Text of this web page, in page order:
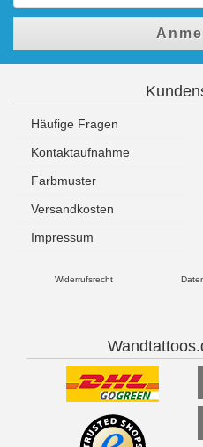
Häufige Fragen
Kontaktaufnahme
Farbmuster
Versandkosten
Impressum
Widerrufsrecht